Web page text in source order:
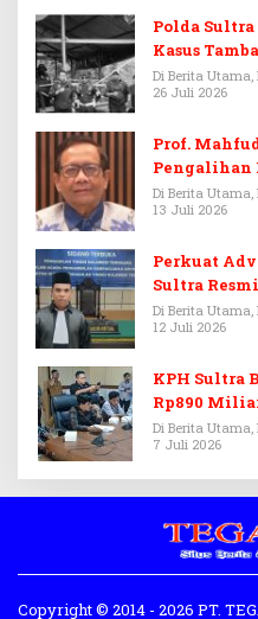
Polda
Kasus
Di Berita
26 Juli 2026
Prof.
Pengalihan
Febrie
Di Berita
13 Juli 2026
Perkuat
Sultra
PERADI
Di Berita
12 Juli 2026
KPH Sultra
Rp890
Di Berita
7 Juli 2026
Copyright © 2014 - 2026 PT.